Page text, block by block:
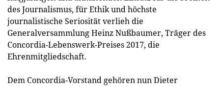
des Journalismus, für Ethik und höchste
journalistische Seriosität verlieh die
Generalversammlung Heinz Nußbaumer, Träger des
Concordia-Lebenswerk-Preises 2017, die
Ehrenmitgliedschaft.
Dem Concordia-Vorstand gehören nun Dieter